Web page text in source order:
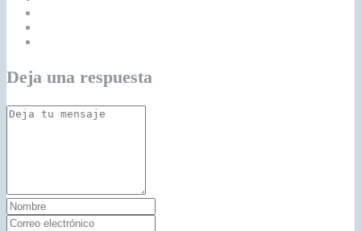
Deja una respuesta